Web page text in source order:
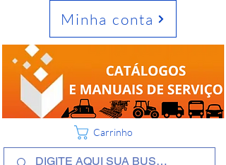
Minha conta
Carrinho